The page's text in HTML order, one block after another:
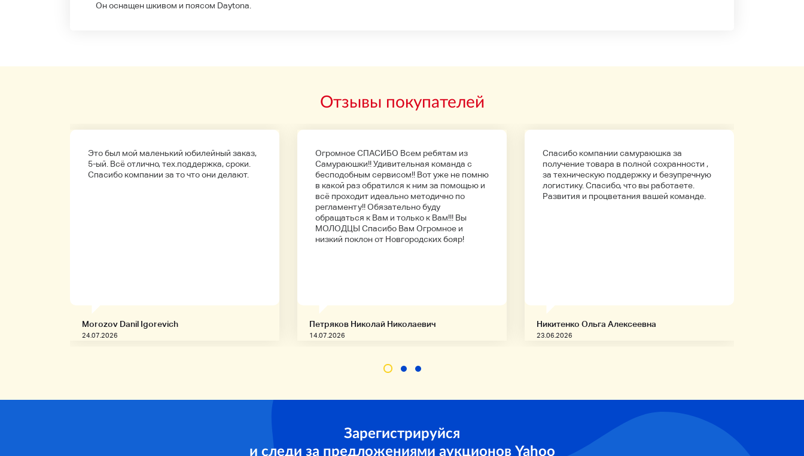
Он оснащен шкивом и поясом Daytona.
Отзывы покупателей
Это был мой маленький юбилейный заказ,
5-ый. Всё отлично, тех.поддержка, сроки.
Спасибо компании за то что они делают.
Morozov Danil Igorevich
24.07.2026
Огромное СПАСИБО Всем ребятам из
Самураюшки!! Удивительная команда с
бесподобным сервисом!! Вот уже не помню
в какой раз обратился к ним за помощью и
всё проходит идеально методично по
регламенту!! Обязательно буду
обращаться к Вам и только к Вам!!! Вы
МОЛОДЦЫ Спасибо Вам Огромное и
низкий поклон от Новгородских бояр!
Петряков Николай Николаевич
14.07.2026
Спасибо компании самураюшка за
получение товара в полной сохранности ,
за техническую поддержку и безупречную
логистику. Спасибо, что вы работаете.
Развития и процветания вашей команде.
Никитенко Ольга Алексеевна
23.06.2026
Зарегистрируйся
и следи за предложениями аукционов Yahoo